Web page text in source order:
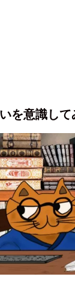
を意識して